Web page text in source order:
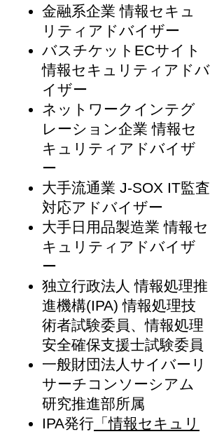
金融系企業 情報セキュ
リティアドバイザー
バスチケットECサイト
情報セキュリティアドバ
イザー
ネットワークインテグ
レーション企業 情報セ
キュリティアドバイザ
ー
大手流通業 J-SOX IT監査
対応アドバイザー
大手日用品製造業 情報セ
キュリティアドバイザ
ー
独立行政法人 情報処理推
進機構(IPA) 情報処理技
術者試験委員、情報処理
安全確保支援士試験委員
一般財団法人サイバーリ
サーチコンソーシアム
研究推進部所属
IPA発行 「情報セキュリ